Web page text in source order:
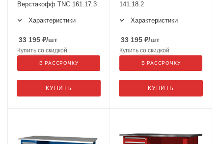
Верстакофф TNC 161.17.3
Характеристики
33 195 ₽/шт
КУПИТЬ
Купить со скидкой
В РАССРОЧКУ
141.18.2
Характеристики
33 195 ₽/шт
КУПИТЬ
Купить со скидкой
В РАССРОЧКУ